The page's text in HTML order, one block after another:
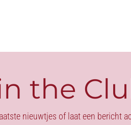
the
nieuwtjes of laat een bericht